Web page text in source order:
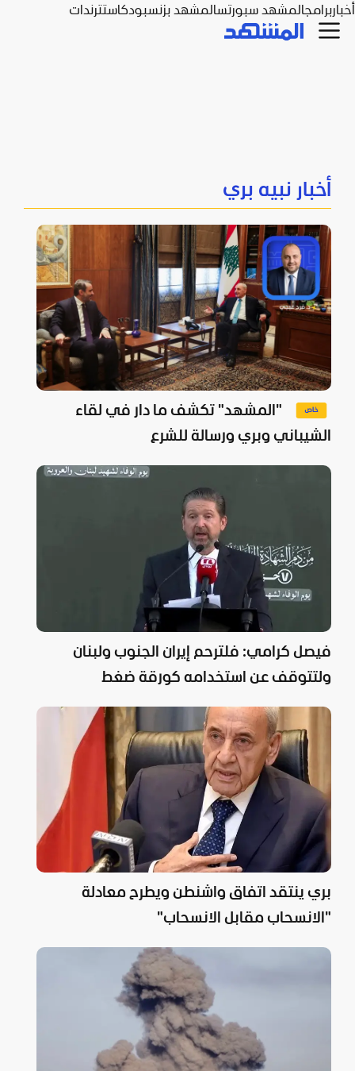
أخباربرامجالمشهد سبورتسالمشهد بزنسبودكاستترندات
أخبار نبيه بري
"المشهد" تكشف ما دار في لقاء
الشيباني وبري ورسالة للشرع
فيصل كرامي: فلترحم إيران الجنوب ولبنان
ولتتوقف عن استخدامه كورقة ضغط
بري ينتقد اتفاق واشنطن ويطرح معادلة
"الانسحاب مقابل الانسحاب"